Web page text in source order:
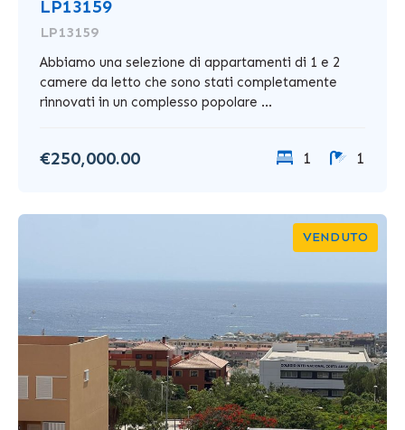
LP13159
LP13159
Abbiamo una selezione di appartamenti di 1 e 2
camere da letto che sono stati completamente
rinnovati in un complesso popolare ...
€250,000.00 1 1
VENDUTO